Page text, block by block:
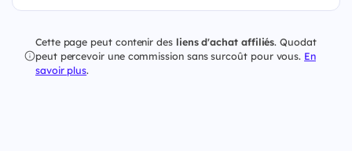
Cette page peut contenir des liens d'achat affiliés. Quodat
peut percevoir une commission sans surcoût pour vous. En
savoir plus.